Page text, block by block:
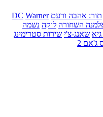
תור: אהבה ורעם DC Warner
השחורה לוקה נשמה
שאנג-צ'י שירות סטרימינג
ג'אם 2